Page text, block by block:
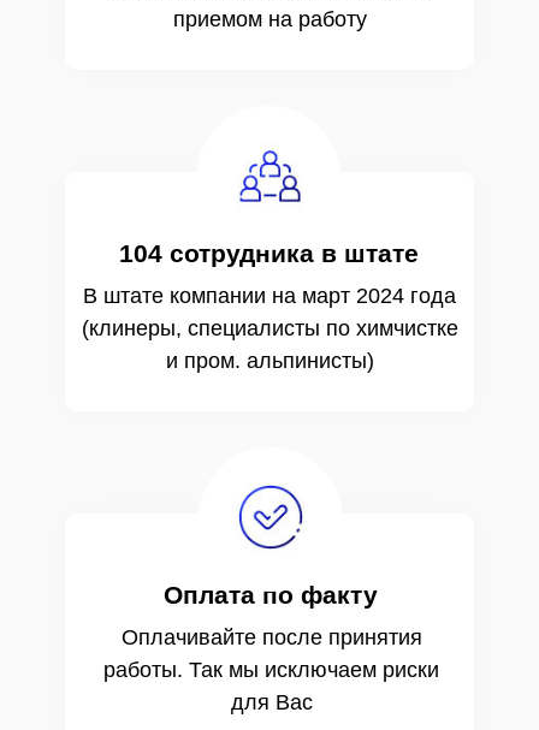
104 сотрудника в штате
Оплачивайте после принятия
работы. Так мы исключаем риски
для Вас
Оплата по факту
приемом на работу
В штате компании на март 2024 года
(клинеры, специалисты по химчистке
и пром. альпинисты)